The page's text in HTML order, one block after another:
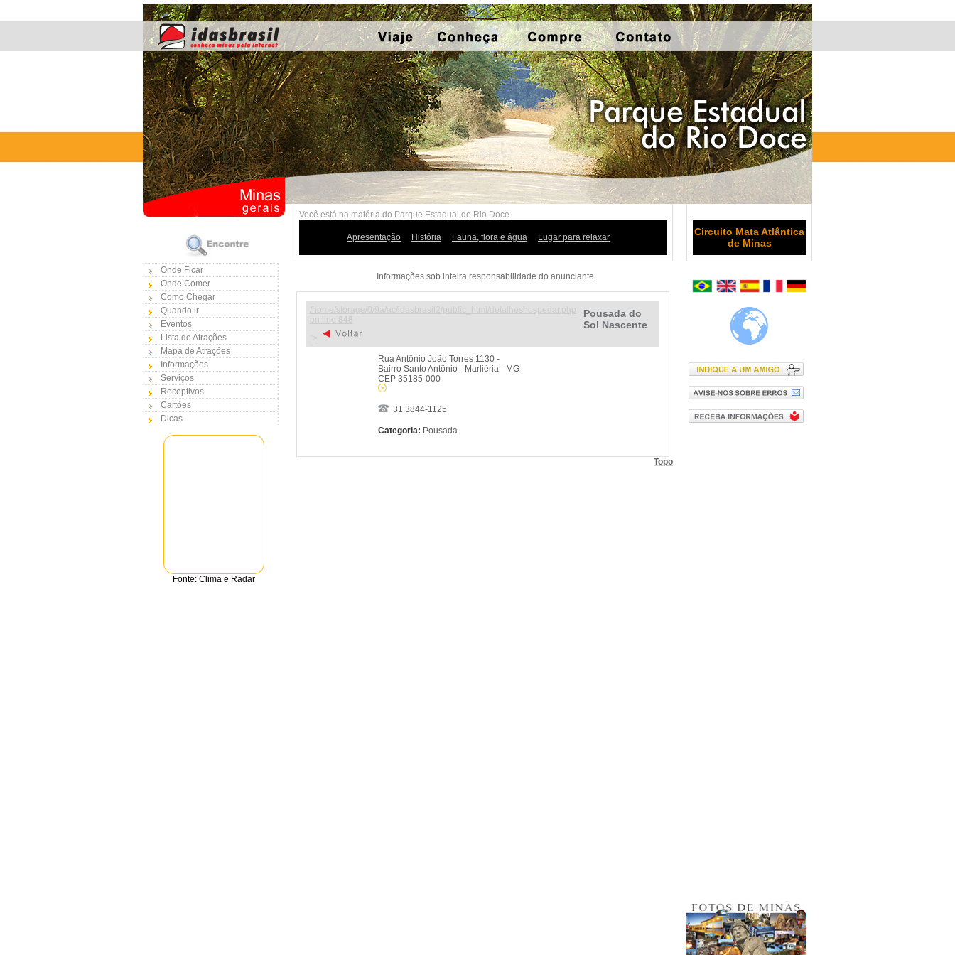
Onde Ficar
Onde Comer
Como Chegar
Quando ir
Eventos
Lista de Atrações
Mapa de Atrações
Informações
Serviços
Receptivos
Cartões
Dicas
Fonte: Clima e Radar
Você está na matéria do Parque Estadual do Rio Doce
Apresentação História Fauna, flora e água Lugar para relaxar
Informações sob inteira responsabilidade do anunciante.
Pousada do
Sol Nascente
Rua Antônio João Torres 1130 -
Bairro Santo Antônio - Marliéria - MG
CEP 35185-000
31 3844-1125
Categoria: Pousada
Topo
Circuito Mata Atlântica
de Minas